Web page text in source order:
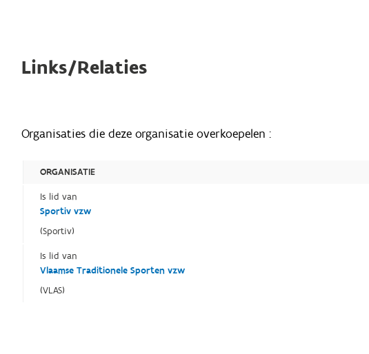
Links/Relaties
Organisaties die deze organisatie overkoepelen :
ORGANISATIE
Is lid van
Sportiv vzw
(Sportiv)
Is lid van
Vlaamse Traditionele Sporten vzw
(VLAS)